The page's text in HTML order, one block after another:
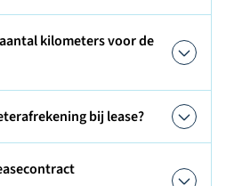
kilometers voor de
bij lease?